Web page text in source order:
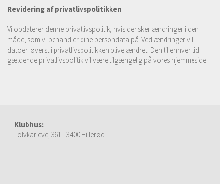
Revidering af privatlivspolitikken
Vi opdaterer denne privatlivspolitik, hvis der sker ændringer i den
måde, som vi behandler dine persondata på. Ved ændringer vil
datoen øverst i privatlivspolitikken blive ændret. Den til enhver tid
gældende privatlivspolitik vil være tilgængelig på vores hjemmeside.
Klubhus:
Tolvkarlevej 361 - 3400 Hillerød